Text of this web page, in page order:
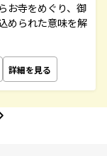
お寺をめぐり、御
められた意味を解
詳細を見る